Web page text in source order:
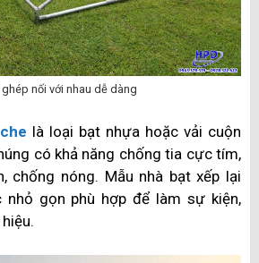
nối với nhau dễ dàng
là loại bạt nhựa hoặc vải cuộn
có khả năng chống tia cực tím,
chống nóng. Mẫu nhà bạt xếp lại
nhỏ gọn phù hợp để làm sự kiện,